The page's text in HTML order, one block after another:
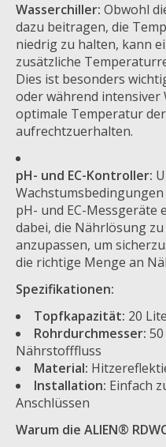
Wasserchiller: Obwohl
dazu beitragen, die
niedrig zu halten, kann
zusätzliche
Dies ist besonders
oder während intensiver
optimale Temperatur
aufrechtzuerhalten.
pH- und EC-Kontroller:
pH- und EC-Messgeräte
dabei, die Nährlösung
anzupassen, um
die richtige Menge an
Spezifikationen:
Topfkapazität: 20
Rohrdurchmesser:
Nährstofffluss
Material:
Installation: Einfach
Anschlüssen
Warum die ALIEN®